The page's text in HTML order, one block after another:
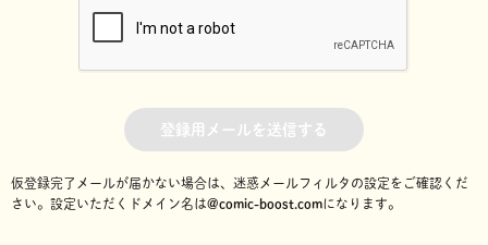
登録用メールを送信する
仮登録完了メールが届かない場合は、迷惑メールフィルタの設定をご確認くだ
さい。 設定いただくドメイン名は@comic-boost.comになります。